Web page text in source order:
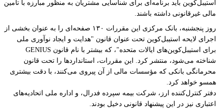
استیبل‌کوین باید برنامه‌ای برای شناسایی مشتریان به منظور مبارزه با تأمین
مالی غیرقانونی داشته باشند.
روز پنجشنبه، بانک مرکزی این مقررات ۱۳۰ صفحه‌ای را به عنوان بخشی از
اجرای لایحه استیبل‌کوین تحت عنوان قانون "هدایت و ایجاد نوآوری ملی
برای استیبل‌کوین‌های ایالات متحده"، که بیشتر با نام قانون GENIUS
شناخته می‌شود، منتشر کرد. این مقررات، استانداردها را تحت قانون
محرمانگی بانکی که مؤسسات مالی از آن پیروی می‌کنند، با دقت بیشتری
همسو خواهد کرد.
دفتر کنترل‌کننده ارز، شرکت بیمه سپرده فدرال، و اداره ملی اتحادیه‌های
اعتباری نیز در این پیشنهاد قانونی دخیل بودند.